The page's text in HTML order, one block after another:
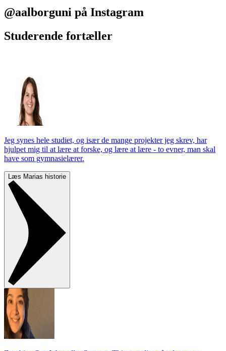
@aalborguni på Instagram
Studerende fortæller
Jeg synes hele studiet, og især de mange projekter jeg skrev, har
hjulpet mig til at lære at forske, og lære at lære - to evner, man skal
have som gymnasielærer.
Læs Marias historie